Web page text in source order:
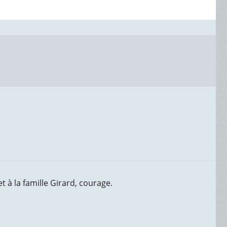
à la famille Girard, courage.